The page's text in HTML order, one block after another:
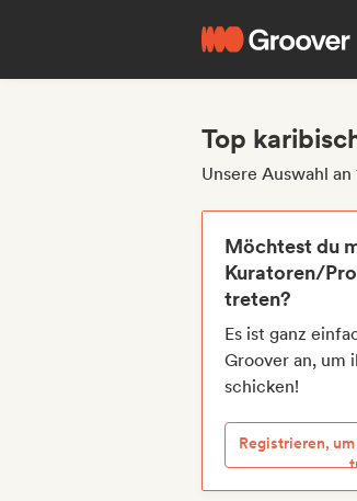
Top
Unsere Auswahl
Möchtest du
Kuratoren/
treten?
Es ist ganz
Groover an, um
schicken!
Registrieren,